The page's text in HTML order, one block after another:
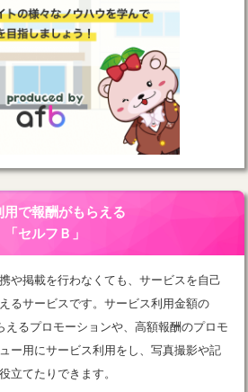
用で報酬がもらえる
「セルフＢ」
や掲載を行わなくても、サービスを自己
るサービスです。サービス利用金額の
えるプロモーションや、高額報酬のプロモ
ー用にサービス利用をし、写真撮影や記
立てたりできます。